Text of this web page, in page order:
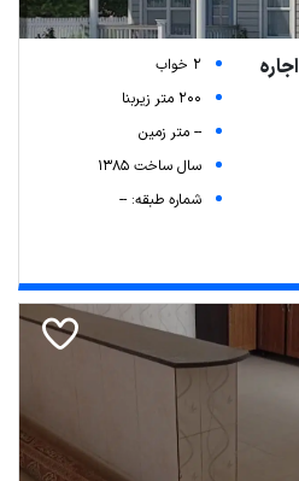
2 خواب
200 متر زیربنا
-- متر زمین
سال ساخت 1385
شماره طبقه: --